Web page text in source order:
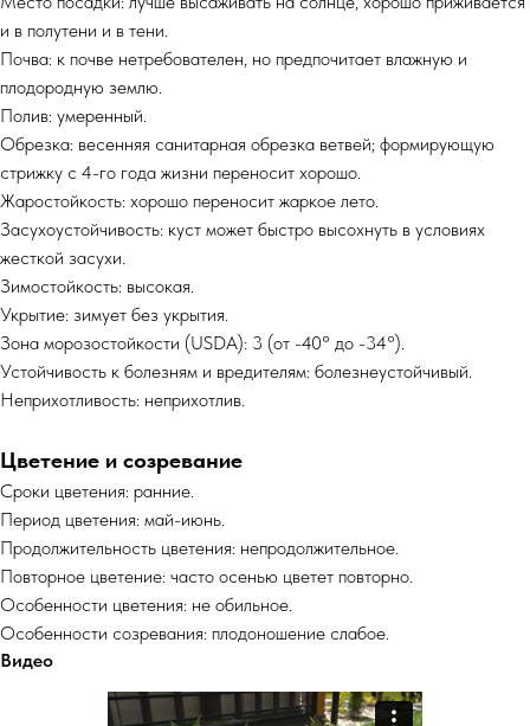
и в полутени и в тени.
Почва: к почве нетребователен, но предпочитает влажную и
плодородную землю.
Полив: умеренный.
Обрезка: весенняя санитарная обрезка ветвей; формирующую
стрижку с 4-го года жизни переносит хорошо.
Жаростойкость: хорошо переносит жаркое лето.
Засухоустойчивость: куст может быстро высохнуть в условиях
жесткой засухи.
Зимостойкость: высокая.
Укрытие: зимует без укрытия.
Зона морозостойкости (USDA): 3 (от -40° до -34°).
Устойчивость к болезням и вредителям: болезнеустойчивый.
Неприхотливость: неприхотлив.
Цветение и созревание
Сроки цветения: ранние.
Период цветения: май-июнь.
Продолжительность цветения: непродолжительное.
Повторное цветение: часто осенью цветет повторно.
Особенности цветения: не обильное.
Особенности созревания: плодоношение слабое.
Видео